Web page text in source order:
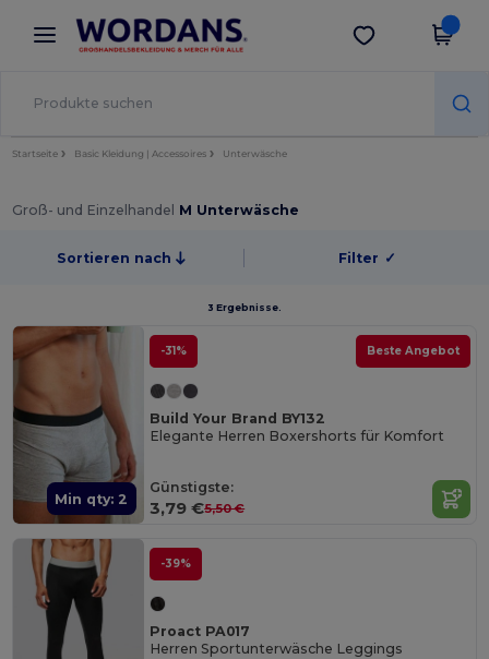
× Wordans App
Bessere Preise in der App!
App holen
Startseite Basic Kleidung | Accessoires Unterwäsche
Groß- und Einzelhandel M Unterwäsche
Sortieren nach Filter ✓
3 Ergebnisse.
Min qty: 2
-31% Beste Angebot
Build Your Brand BY132
Elegante Herren Boxershorts für Komfort
Günstigste:
3,79 €5,50 €
-39%
Proact PA017
Herren Sportunterwäsche Leggings